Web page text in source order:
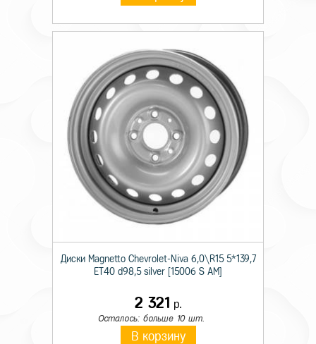
Диски Magnetto Chevrolet-Niva 6,0\R15 5*139,7
ET40 d98,5 silver [15006 S AM]
2 321 р.
Осталось: больше 10 шт.
В корзину